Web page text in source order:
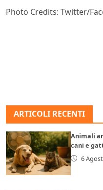
Photo Credits: Twitter/
ARTICOLI RECENTI
Animali
cani e
6